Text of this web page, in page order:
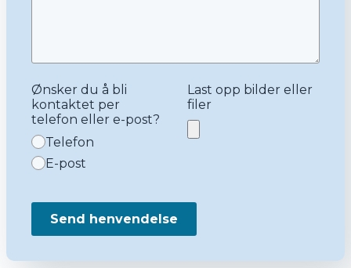
Ønsker du å bli
kontaktet per
telefon eller e-post?
Telefon
E-post
Last opp bilder eller
filer
Send henvendelse